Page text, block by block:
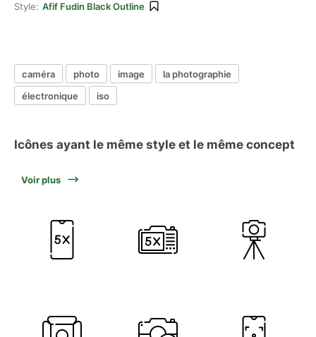
Style: Afif Fudin Black Outline
caméra photo image
la photographie
électronique
iso
Icônes ayant le même style et le même concept
Voir plus